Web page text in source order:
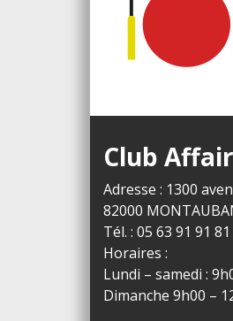
Club
Adresse : 1300
82000
Tél. : 05 63 91 91 81
Horaires :
Lundi – samedi :
Dimanche 9h00 –